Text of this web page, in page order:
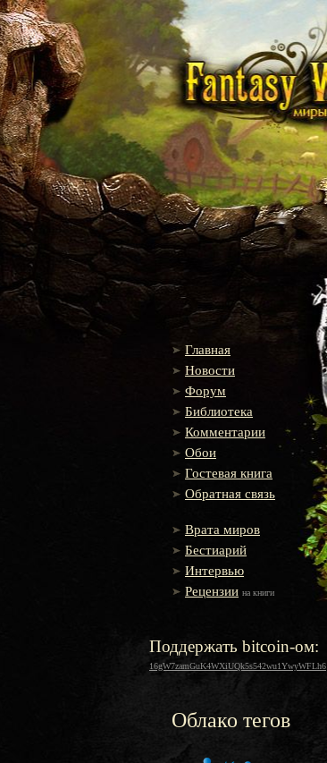
Главная
Новости
Форум
Библиотека
Комментарии
Обои
Гостевая книга
Обратная связь
Врата миров
Бестиарий
Интервью
Рецензии на книги
Поддержать bitcoin-ом:
16gW7zamGuK4WXiUQk5s542wu1YwyWFLh6
Облако тегов